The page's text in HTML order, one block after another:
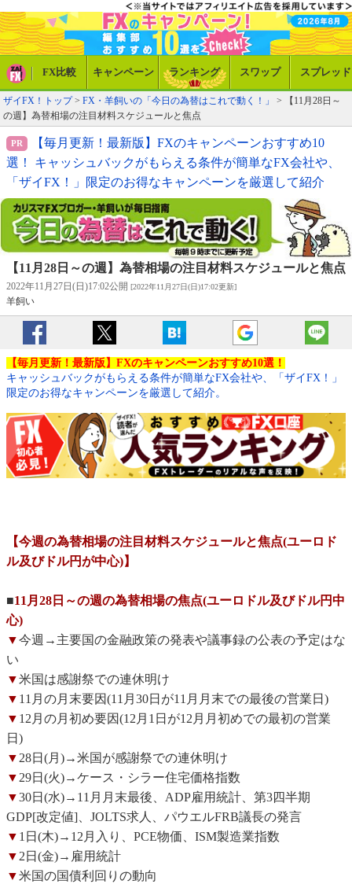
FX比較 キャンペーン ランキング スワップ スプレッド
ザイFX！トップ> FX・羊飼いの「今日の為替はこれで動く！」
> 【11月28日～
の週】為替相場の注目材料スケジュールと焦点
【毎月更新！最新版】FXのキャンペーンおすすめ10
選！ キャッシュバックがもらえる条件が簡単なFX会社や、
「ザイFX！」限定のお得なキャンペーンを厳選して紹介
【11月28日～の週】為替相場の注目材料スケジュールと焦点
2022年11月27日(日)17:02公開 [2022年11月27日(日)17:02更新]
羊飼い
【毎月更新！最新版】FXのキャンペーンおすすめ10選！
キャッシュバックがもらえる条件が簡単なFX会社や、「ザイFX！」
限定のお得なキャンペーンを厳選して紹介。
【今週の為替相場の注目材料スケジュールと焦点(ユーロド
ル及びドル円が中心)】
■11月28日～の週の為替相場の焦点(ユーロドル及びドル円中
心)
▼今週→主要国の金融政策の発表や議事録の公表の予定はな
い
▼米国は感謝祭での連休明け
▼ 11月の月末要因(11月30日が11月月末での最後の営業日)
▼ 12月の月初め要因(12月1日が12月月初めでの最初の営業
日)
▼28日(月)→米国が感謝祭での連休明け
▼29日(火)→ケース・シラー住宅価格指数
▼30日(水)→11月月末最後、ADP雇用統計、第3四半期
GDP[改定値]、JOLTS求人、パウエルFRB議長の発言
▼ 1日(木)→12月入り、PCE物価、ISM製造業指数
▼2日(金)→雇用統計
▼米国の国債利回りの動向